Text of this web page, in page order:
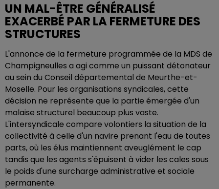
UN MAL-ÊTRE GÉNÉRALISÉ
EXACERBÉ PAR LA FERMETURE DES
STRUCTURES
L'annonce de la fermeture programmée de la MDS de
Champigneulles a agi comme un puissant détonateur
au sein du Conseil départemental de Meurthe-et-
Moselle. Pour les organisations syndicales, cette
décision ne représente que la partie émergée d'un
malaise structurel beaucoup plus vaste.
L'intersyndicale compare volontiers la situation de la
collectivité à celle d'un navire prenant l'eau de toutes
parts, où les élus maintiennent aveuglément le cap
tandis que les agents s'épuisent à vider les cales sous
le poids d'une surcharge administrative et sociale
permanente.